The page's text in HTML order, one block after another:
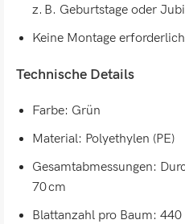
z. B. Geburtstage oder
Keine Montage
Technische Details
Farbe: Grün
Material: Polyethylen (PE)
Gesamtabmessungen:
70 cm
Blattanzahl pro Baum: 440